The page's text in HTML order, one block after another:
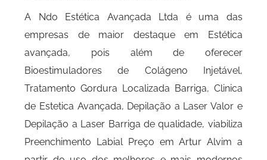
A Ndo Estética Avançada Ltda é uma das
empresas de maior destaque em Estética
avançada, pois além de oferecer
Bioestimuladores de Colágeno Injetável,
Tratamento Gordura Localizada Barriga, Clinica
de Estetica Avançada, Depilação a Laser Valor e
Depilação a Laser Barriga de qualidade, viabiliza
Preenchimento Labial Preço em Artur Alvim a